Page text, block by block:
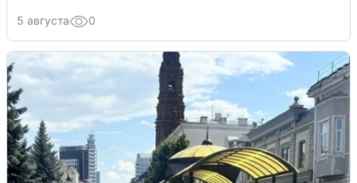
5 августа 0